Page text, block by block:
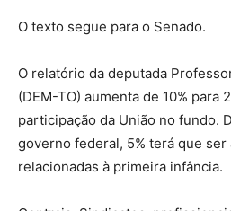
O texto segue para o Senado.
O relatório da deputada
(DEM-TO) aumenta de 10% para
participação da União no fundo.
governo federal, 5% terá que ser
relacionadas à primeira infância.